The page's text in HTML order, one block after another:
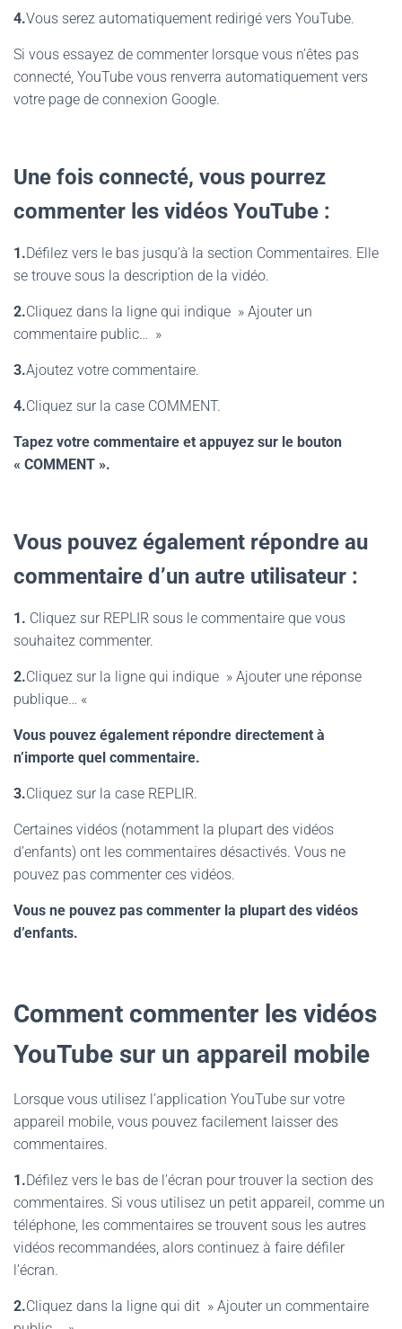
4.Vous serez automatiquement redirigé vers YouTube.
Si vous essayez de commenter lorsque vous n’êtes pas
connecté, YouTube vous renverra automatiquement vers
votre page de connexion Google.
Une fois connecté, vous pourrez
commenter les vidéos YouTube :
1.Défilez vers le bas jusqu’à la section Commentaires. Elle
se trouve sous la description de la vidéo.
2.Cliquez dans la ligne qui indique » Ajouter un
commentaire public… »
3.Ajoutez votre commentaire.
4.Cliquez sur la case COMMENT.
Tapez votre commentaire et appuyez sur le bouton
« COMMENT ».
Vous pouvez également répondre au
commentaire d’un autre utilisateur :
1. Cliquez sur REPLIR sous le commentaire que vous
souhaitez commenter.
2.Cliquez sur la ligne qui indique » Ajouter une réponse
publique… «
Vous pouvez également répondre directement à
n’importe quel commentaire.
3.Cliquez sur la case REPLIR.
Certaines vidéos (notamment la plupart des vidéos
d’enfants) ont les commentaires désactivés. Vous ne
pouvez pas commenter ces vidéos.
Vous ne pouvez pas commenter la plupart des vidéos
d’enfants.
Comment commenter les vidéos
YouTube sur un appareil mobile
Lorsque vous utilisez l’application YouTube sur votre
appareil mobile, vous pouvez facilement laisser des
commentaires.
1.Défilez vers le bas de l’écran pour trouver la section des
commentaires. Si vous utilisez un petit appareil, comme un
téléphone, les commentaires se trouvent sous les autres
vidéos recommandées, alors continuez à faire défiler
l’écran.
2.Cliquez dans la ligne qui dit » Ajouter un commentaire